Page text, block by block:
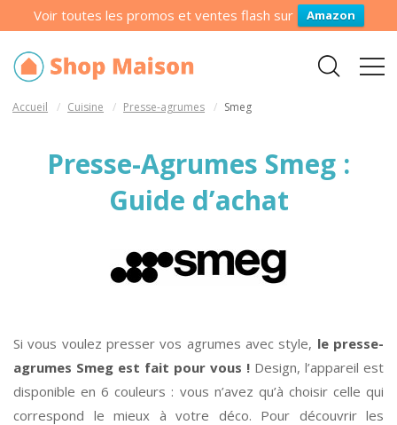
Voir toutes les promos et ventes flash sur Amazon
Accueil Cuisine Presse-agrumes Smeg
Presse-Agrumes Smeg :
Guide d’achat
Si vous voulez presser vos agrumes avec style, le presse-
agrumes Smeg est fait pour vous ! Design, l’appareil est
disponible en 6 couleurs : vous n’avez qu’à choisir celle qui
correspond le mieux à votre déco. Pour découvrir les